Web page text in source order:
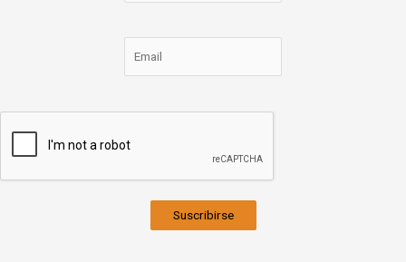
Suscribirse